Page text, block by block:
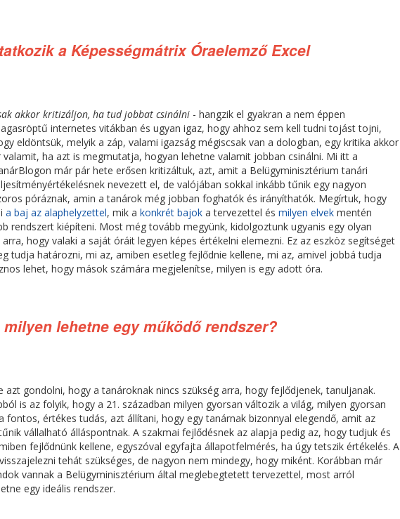
a Képességmátrix Óraelemző Excel
akkor kritizáljon, ha tud jobbat csinálni - hangzik el gyakran a nem éppen
internetes vitákban és ugyan igaz, hogy ahhoz sem kell tudni tojást tojni,
eldöntsük, melyik a záp, valami igazság mégiscsak van a dologban, egy kritika akkor
valamit, ha azt is megmutatja, hogyan lehetne valamit jobban csinálni. Mi itt a
már pár hete erősen kritizáltuk, azt, amit a Belügyminisztérium tanári
nevezett el, de valójában sokkal inkább tűnik egy nagyon
póráznak, amin a tanárok még jobban foghatók és irányíthatók. Megírtuk, hogy
a baj az alaphelyzettel, mik a konkrét bajok a tervezettel és milyen elvek mentén
rendszert kiépíteni. Most még tovább megyünk, kidolgoztunk ugyanis egy olyan
hogy valaki a saját óráit legyen képes értékelni elemezni. Ez az eszköz segítséget
tudja határozni, mi az, amiben esetleg fejlődnie kellene, mi az, amivel jobbá tudja
lehet, hogy mások számára megjelenítse, milyen is egy adott óra.
lehetne egy működő rendszer?
azt gondolni, hogy a tanároknak nincs szükség arra, hogy fejlődjenek, tanuljanak.
is az folyik, hogy a 21. században milyen gyorsan változik a világ, milyen gyorsan
fontos, értékes tudás, azt állítani, hogy egy tanárnak bizonnyal elegendő, amit az
vállalható álláspontnak. A szakmai fejlődésnek az alapja pedig az, hogy tudjuk és
fejlődnünk kellene, egyszóval egyfajta állapotfelmérés, ha úgy tetszik értékelés. A
tehát szükséges, de nagyon nem mindegy, hogy miként. Korábban már
vannak a Belügyminisztérium által meglebegtetett tervezettel, most arról
egy ideális rendszer.